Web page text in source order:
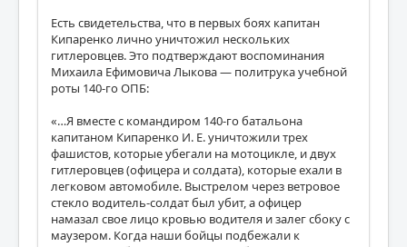
Есть свидетельства, что в первых боях капитан
Кипаренко лично уничтожил нескольких
гитлеровцев. Это подтверждают воспоминания
Михаила Ефимовича Лыкова — политрука учебной
роты 140-го ОПБ:
«…Я вместе с командиром 140-го батальона
капитаном Кипаренко И. Е. уничтожили трех
фашистов, которые убегали на мотоцикле, и двух
гитлеровцев (офицера и солдата), которые ехали в
легковом автомобиле. Выстрелом через ветровое
стекло водитель-солдат был убит, а офицер
намазал свое лицо кровью водителя и залег сбоку с
маузером. Когда наши бойцы подбежали к